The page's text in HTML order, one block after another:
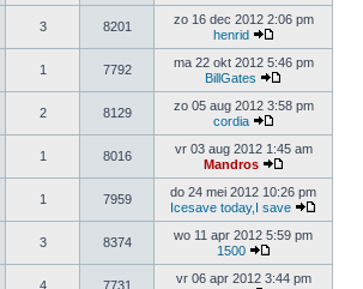
3 8201
zo 16 dec 2012 2:06 pm
henrid
1 7792
ma 22 okt 2012 5:46 pm
BillGates
2 8129
zo 05 aug 2012 3:58 pm
cordia
1 8016
vr 03 aug 2012 1:45 am
Mandros
1 7959
do 24 mei 2012 10:26 pm
Icesave today,I save
3 8374
wo 11 apr 2012 5:59 pm
1500
4 7731
vr 06 apr 2012 3:44 pm